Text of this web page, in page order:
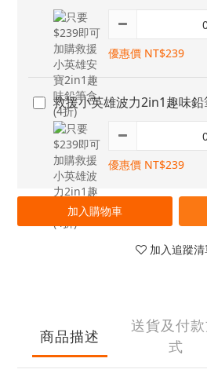
優惠價 NT$239
救援小英雄波力2in1趣味
優惠價 NT$239
加入購物車
加入追蹤
商品描述
送貨及付
式